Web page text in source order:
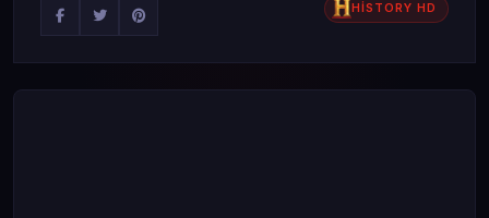
HİSTORY HD